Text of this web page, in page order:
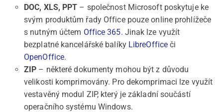
DOC, XLS, PPT – společnost Microsoft poskytuje ke
svým produktům řady Office pouze online prohlížeče
s nutným účtem Office 365. Jinak lze využít
bezplatné kancelářské balíky LibreOffice či
OpenOffice.
ZIP – některé dokumenty mohou být z důvodu
velikosti komprimovány. Pro dekomprimaci lze využít
vestavěný modul ZIP, který je základní součástí
operačního systému Windows.